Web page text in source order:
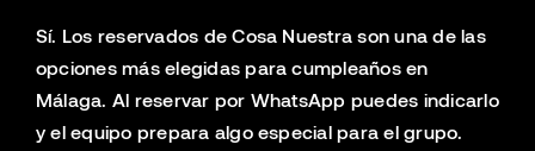
Sí. Los reservados de Cosa Nuestra son una de las
opciones más elegidas para cumpleaños en
Málaga. Al reservar por WhatsApp puedes indicarlo
y el equipo prepara algo especial para el grupo.